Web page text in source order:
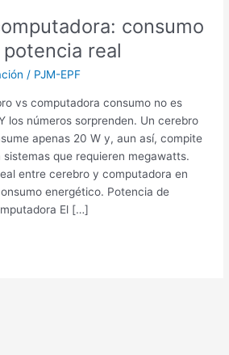
consumo
real
/ PJM-EPF
vs computadora consumo no es
los números sorprenden. Un cerebro
apenas 20 W y, aun así, compite
que requieren megawatts.
entre cerebro y computadora en
energético. Potencia de
El […]